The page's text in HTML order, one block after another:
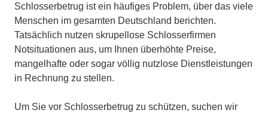
Schlosserbetrug ist ein häufiges Problem, über das viele
Menschen im gesamten Deutschland berichten.
Tatsächlich nutzen skrupellose Schlosserfirmen
Notsituationen aus, um Ihnen überhöhte Preise,
mangelhafte oder sogar völlig nutzlose Dienstleistungen
in Rechnung zu stellen.
Um Sie vor Schlosserbetrug zu schützen, suchen wir